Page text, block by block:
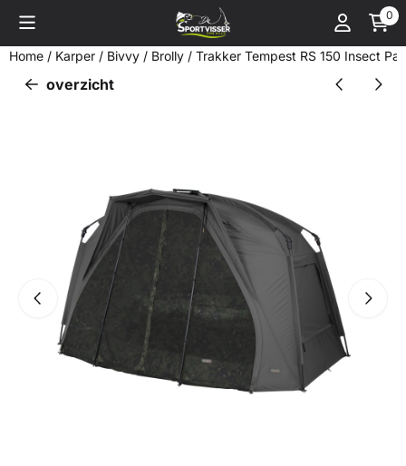
Cookievoorkeuren zijn momenteel gesloten. 0
Home / Karper / Bivvy / Brolly / Trakker Tempest RS 150 Insect
overzicht